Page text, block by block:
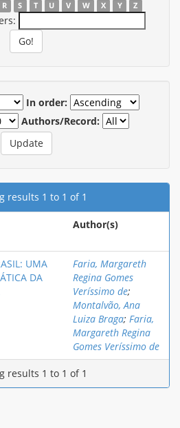
R S T U V W X Y Z
In order:
Authors/Record:
results 1 to 1 of 1
Author(s)
UMA
DA
Faria, Margareth
Regina Gomes
Veríssimo de;
Montalvão, Ana
Luiza Braga; Faria,
Margareth Regina
Gomes Veríssimo de
results 1 to 1 of 1